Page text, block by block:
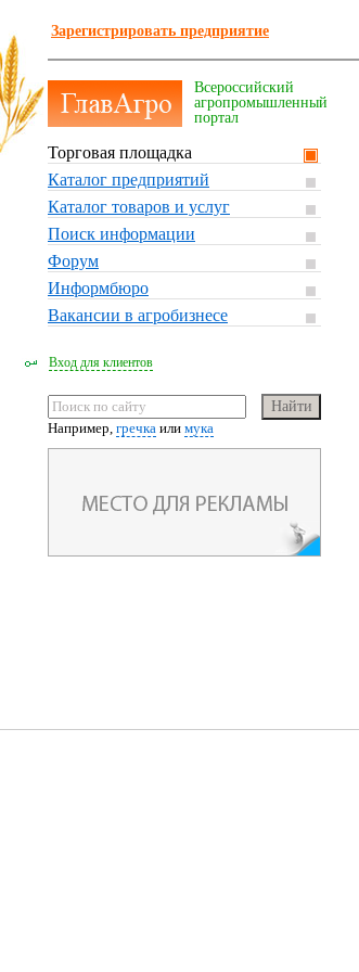
Зарегистрировать предприятие
Всероссийский
агропромышленный
портал
Торговая площадка
Каталог предприятий
Каталог товаров и услуг
Поиск информации
Форум
Информбюро
Вакансии в агробизнесе
Вход для клиентов
Например, гречка или мука